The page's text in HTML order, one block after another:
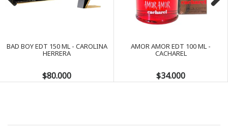
BAD BOY EDT 150 ML - CAROLINA
HERRERA
$80.000
AMOR AMOR EDT 100 ML -
CACHAREL
$34.000